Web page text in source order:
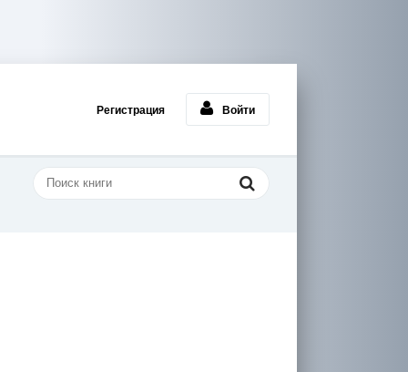
Регистрация Войти